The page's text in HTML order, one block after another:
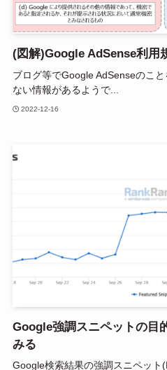
(図解)Google AdSense利用
ブログ等でGoogle AdSenseのこ
ない情報があるようで...
2022-12-16
Google強調スニペットの目
みる
Google検索結果の強調スニペッ